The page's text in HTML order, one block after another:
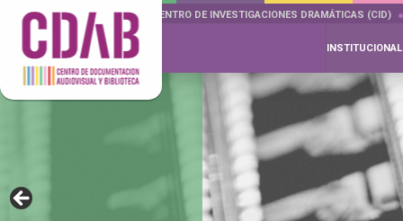
DOCUMENTA DRAMÁTICAS CENTRO DE INVESTIGACIONES DRAMÁTICAS (CID)
INSTITUCIONAL